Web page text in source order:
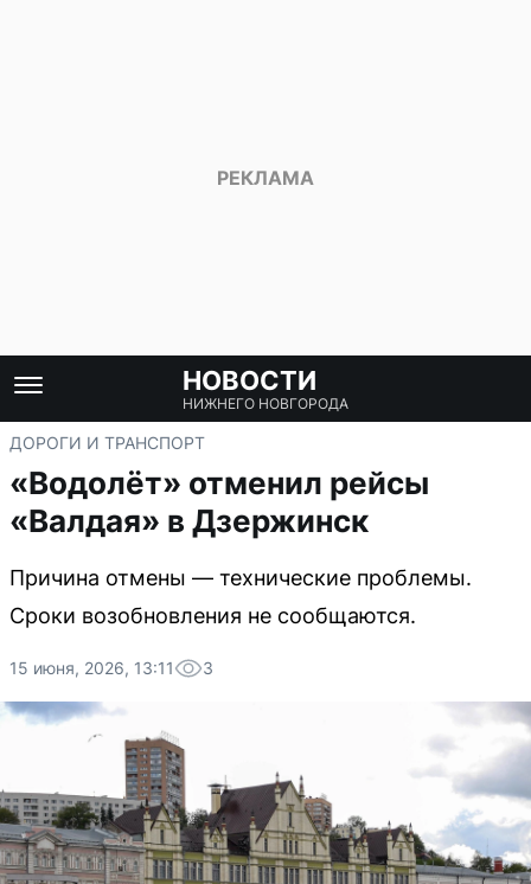
НОВОСТИ
НИЖНЕГО НОВГОРОДА
ДОРОГИ И ТРАНСПОРТ
«Водолёт» отменил рейсы
«Валдая» в Дзержинск
Причина отмены — технические проблемы.
Сроки возобновления не сообщаются.
15 июня, 2026, 13:11 3